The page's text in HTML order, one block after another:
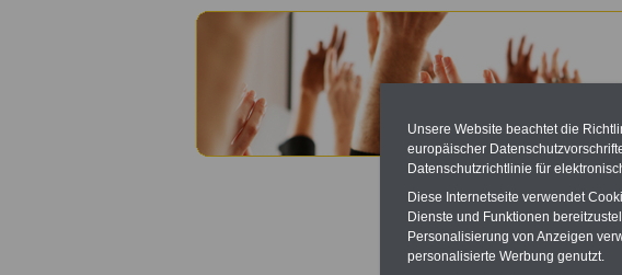
Unsere Website beachtet die
europäischer
Datenschutzrichtlinie für
Diese Internetseite verwendet
Dienste und Funktionen
Personalisierung von Anzeigen
personalisierte Werbung genutzt.